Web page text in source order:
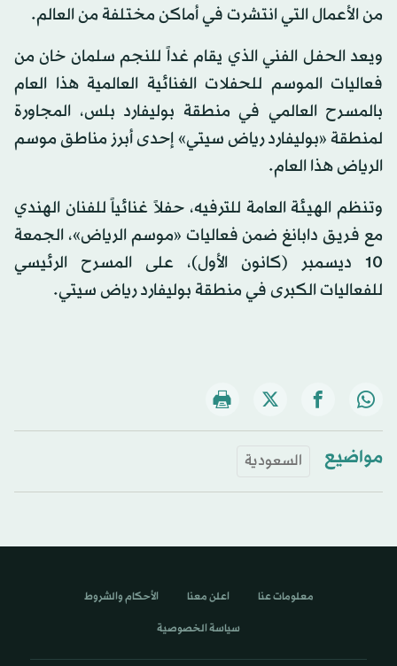
من الأعمال التي انتشرت في أماكن مختلفة من العالم.
ويعد الحفل الفني الذي يقام غداً للنجم سلمان خان من
فعاليات الموسم للحفلات الغنائية العالمية هذا العام
بالمسرح العالمي في منطقة بوليفارد بلس، المجاورة
لمنطقة «بوليفارد رياض سيتي» إحدى أبرز مناطق موسم
الرياض هذا العام.
وتنظم الهيئة العامة للترفيه، حفلاً غنائياً للفنان الهندي
مع فريق دابانغ ضمن فعاليات «موسم الرياض»، الجمعة
10 ديسمبر (كانون الأول)، على المسرح الرئيسي
للفعاليات الكبرى في منطقة بوليفارد رياض سيتي.
مواضيع السعودية
معلومات عنا اعلن معنا الأحكام والشروط
سياسة الخصوصية